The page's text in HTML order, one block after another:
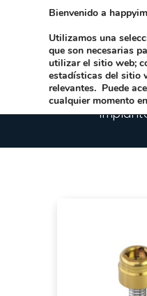
Bienvenido a
Utilizamos una
que son necesarias
utilizar el sitio web;
estadísticas del sitio
relevantes. Puede
cualquier momento